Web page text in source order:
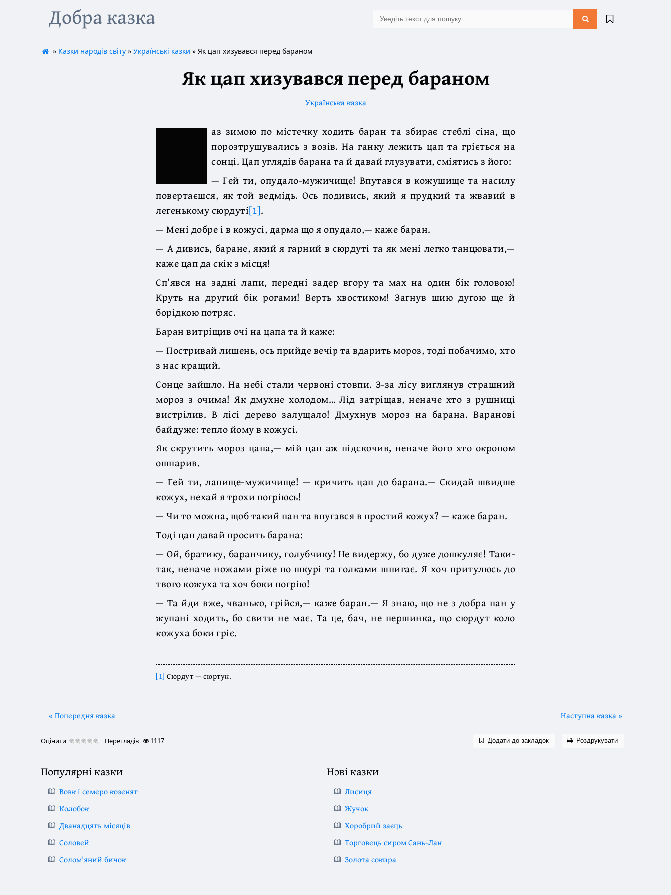
Добра казка
» Казки народів світу» Українські казки » Як цап хизувався перед бараном
Як цап хизувався перед бараном
Українська казка
аз зимою по містечку ходить баран та збирає стеблі сіна, що
порозтрушувались з возів. На ганку лежить цап та гріється на
сонці. Цап углядів барана та й давай глузувати, сміятись з його:
— Гей ти, опудало-мужичище! Впутався в кожушище та насилу
повертаєшся, як той ведмідь. Ось подивись, який я прудкий та жвавий в
легенькому сюрдуті[1].
— Мені добре і в кожусі, дарма що я опудало,— каже баран.
— А дивись, баране, який я гарний в сюрдуті та як мені легко танцювати,—
каже цап да скік з місця!
Сп’явся на задні лапи, передні задер вгору та мах на один бік головою!
Круть на другий бік рогами! Верть хвостиком! Загнув шию дугою ще й
борідкою потряс.
Баран витріщив очі на цапа та й каже:
— Постривай лишень, ось прийде вечір та вдарить мороз, тоді побачимо, хто
з нас кращий.
Сонце зайшло. На небі стали червоні стовпи. З-за лісу виглянув страшний
мороз з очима! Як дмухне холодом… Лід затріщав, неначе хто з рушниці
вистрілив. В лісі дерево залущало! Дмухнув мороз на барана. Варанові
байдуже: тепло йому в кожусі.
Як скрутить мороз цапа,— мій цап аж підскочив, неначе його хто окропом
ошпарив.
— Гей ти, лапище-мужичище! — кричить цап до барана.— Скидай швидше
кожух, нехай я трохи погріюсь!
— Чи то можна, щоб такий пан та впугався в простий кожух? — каже баран.
Тоді цап давай просить барана:
— Ой, братику, баранчику, голубчику! Не видержу, бо дуже дошкуляє! Таки-
так, неначе ножами ріже по шкурі та голками шпигає. Я хоч притулюсь до
твого кожуха та хоч боки погрію!
— Та йди вже, чванько, грійся,— каже баран.— Я знаю, що не з добра пан у
жупані ходить, бо свити не має. Та це, бач, не першинка, що сюрдут коло
кожуха боки гріє.
[1] Сюрдут — сюртук.
« Попередня казка Наступна казка »
Оцінити Переглядів 1117 Додати до закладок Роздрукувати
Популярні казки
Вовк і семеро козенят
Колобок
Дванадцять місяців
Соловей
Солом’яний бичок
Нові казки
Лисиця
Жучок
Хоробрий заєць
Торговець сиром Сань-Лан
Золота сокира